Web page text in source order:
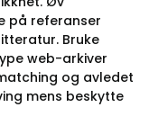
på referanser
Bruke
web-arkiver
og avledet
mens beskytte